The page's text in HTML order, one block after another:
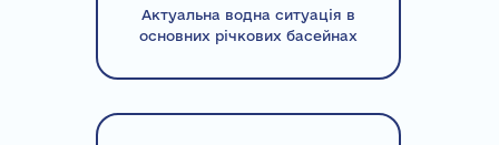
Актуальна водна ситуація в
основних річкових басейнах